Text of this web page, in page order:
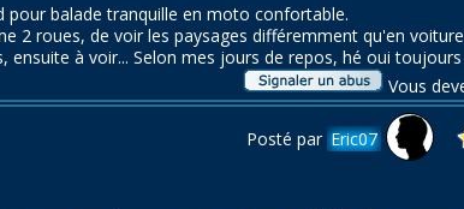
pour balade tranquille en moto confortable.
2 roues, de voir les paysages différemment qu'en
ensuite à voir... Selon mes jours de repos, hé oui
Vous
Posté par Eric07